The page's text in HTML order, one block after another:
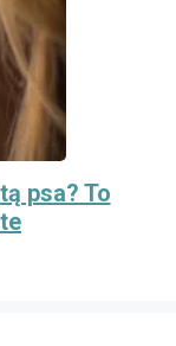
psa? To